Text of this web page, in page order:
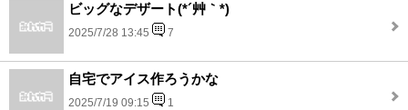
ビッグなデザート(*´艸｀*)
2025/7/28 13:45 7
自宅でアイス作ろうかな
2025/7/19 09:15 1